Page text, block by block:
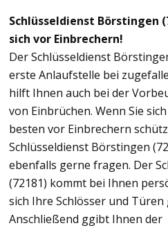
Schlüsseldienst Börstingen
sich vor Einbrechern!
Der Schlüsseldienst
erste Anlaufstelle bei
hilft Ihnen auch bei der
von Einbrüchen. Wenn Sie
besten vor Einbrechern
Schlüsseldienst Börstingen
ebenfalls gerne fragen. Der
(72181) kommt bei Ihnen
sich Ihre Schlösser und Türen
Anschließend ggibt Ihnen der